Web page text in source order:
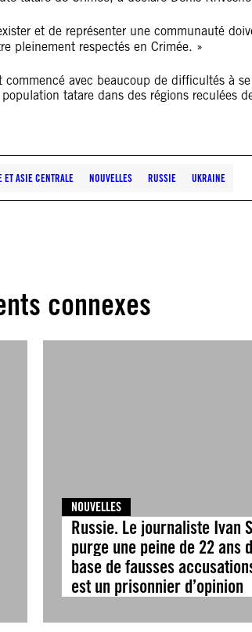
et de représenter une communauté
pleinement respectés en Crimée. »
avec beaucoup de difficultés à
tatare dans des régions reculées
ET ASIE CENTRALE NOUVELLES RUSSIE UKRAINE
connexes
NOUVELLES
Russie. Le journaliste Ivan
purge une peine de 22 ans
base de fausses
est un prisonnier d’opinion